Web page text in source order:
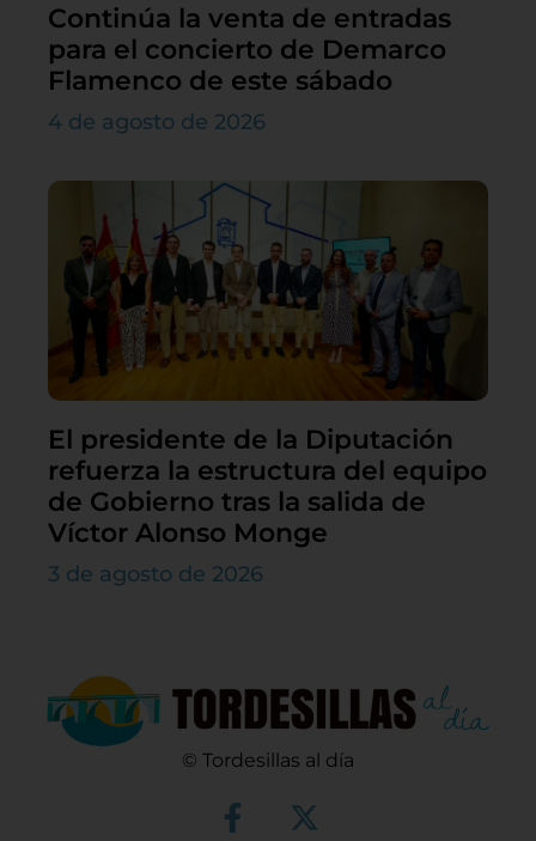
Continúa la venta de entradas
para el concierto de Demarco
Flamenco de este sábado
4 de agosto de 2026
El presidente de la Diputación
refuerza la estructura del equipo
de Gobierno tras la salida de
Víctor Alonso Monge
3 de agosto de 2026
© Tordesillas al día